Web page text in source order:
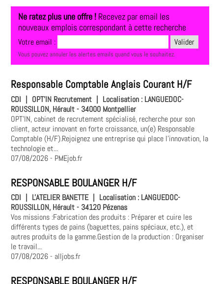
Ne ratez plus une offre ! Recevez par email les
nouveaux emplois correspondant à cette recherche
Votre email :
Vous pouvez annuler les alertes emails quand vous le souhaitez.
Responsable Comptable Anglais Courant H/F
CDI | OPT'IN Recrutement | Localisation : LANGUEDOC-
ROUSSILLON, Hérault - 34000 Montpellier
OPT'IN, cabinet de recrutement spécialisé, recherche pour son
client, acteur innovant en forte croissance, un(e) Responsable
Comptable (H/F).Rejoignez une entreprise qui place l'innovation, la
technologie et...
07/08/2026- PMEjob.fr
RESPONSABLE BOULANGER H/F
CDI L'ATELIER BANETTE Localisation : LANGUEDOC-
ROUSSILLON, Hérault - 34120 Pézenas
Vos missions :Fabrication des produits : Préparer et cuire les
différents types de pains (baguettes, pains spéciaux, etc.), et
autres produits de la gamme.Gestion de la production : Organiser
le travail...
07/08/2026- alljobs.fr
RESPONSABLE BOULANGER H/F